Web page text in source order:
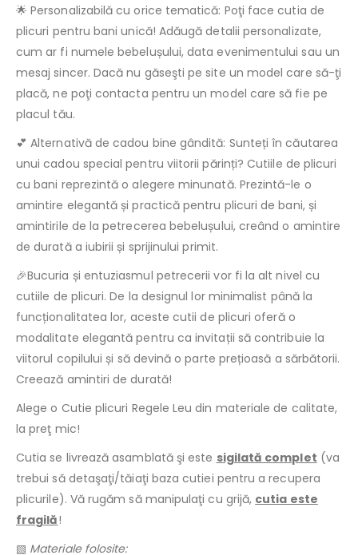
🌟 Personalizabilă cu orice tematică: Poţi face cutia de
plicuri pentru bani unică! Adăugă detalii personalizate,
cum ar fi numele bebelușului, data evenimentului sau un
mesaj sincer. Dacă nu găseşti pe site un model care să-ţi
placă, ne poţi contacta pentru un model care să fie pe
placul tău.
💕 Alternativă de cadou bine gândită: Sunteți în căutarea
unui cadou special pentru viitorii părinți? Cutiile de plicuri
cu bani reprezintă o alegere minunată. Prezintă-le o
amintire elegantă și practică pentru plicuri de bani, și
amintirile de la petrecerea bebelușului, creând o amintire
de durată a iubirii și sprijinului primit.
🎉Bucuria și entuziasmul petrecerii vor fi la alt nivel cu
cutiile de plicuri. De la designul lor minimalist până la
funcționalitatea lor, aceste cutii de plicuri oferă o
modalitate elegantă pentru ca invitații să contribuie la
viitorul copilului și să devină o parte prețioasă a sărbătorii.
Creează amintiri de durată!
Alege o Cutie plicuri Regele Leu din materiale de calitate,
la preţ mic!
Cutia se livrează asamblată şi este sigilată complet (va
trebui să detaşaţi/tăiaţi baza cutiei pentru a recupera
plicurile). Vă rugăm să manipulaţi cu grijă, cutia este
fragilă!
▧ Materiale folosite: